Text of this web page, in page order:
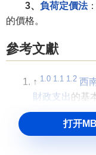
3、 負荷定價法
的價格。
參考文獻
↑ 1.0 1.1 1.2 西
財政支出 的基
打开